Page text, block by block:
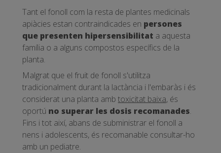
Tant el fonoll com la resta de plantes medicinals
apiàcies estan contraindicades en persones
que presenten hipersensibilitat a aquesta
família o a alguns compostos específics de la
planta.
Malgrat que el fruit de fonoll s'utilitza
tradicionalment durant la lactància i l'embaràs i és
considerat una planta amb toxicitat baixa, és
oportú no superar les dosis recomanades.
Fins i tot així, abans de subministrar el fonoll a
nens i adolescents, és recomanable consultar-ho
amb un pediatre.